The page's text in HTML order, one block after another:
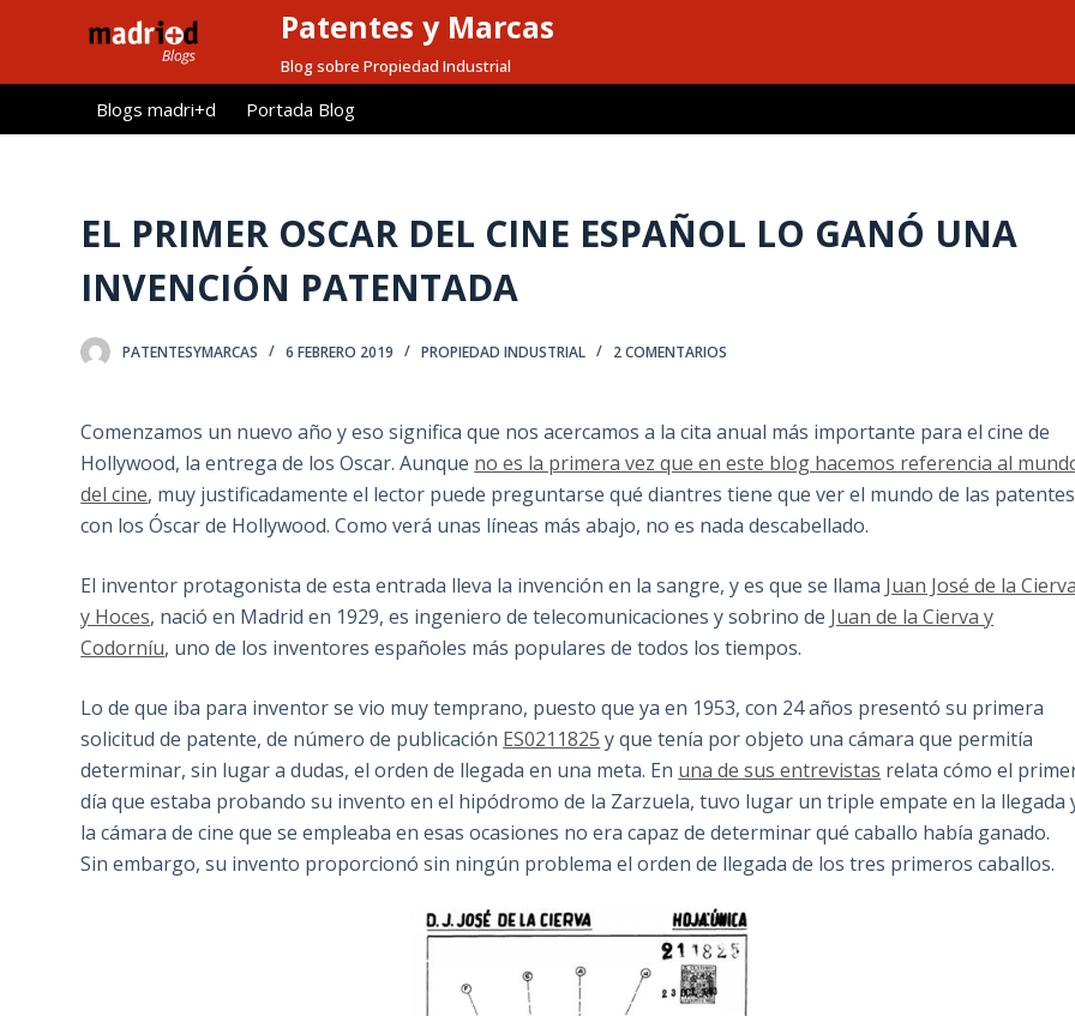
l
Patentes y Marcas
Blog sobre Propiedad Industrial
Blogs madri+d Portada Blog
EL PRIMER OSCAR DEL CINE ESPAÑOL LO GANÓ UNA
INVENCIÓN PATENTADA
PATENTESYMARCAS 6 FEBRERO 2019 PROPIEDAD INDUSTRIAL 2 COMENTARIOS
Comenzamos un nuevo año y eso significa que nos acercamos a la cita anual más importante para el cine de
Hollywood, la entrega de los Oscar. Aunque no es la primera vez que en este blog hacemos referencia al
del cine, muy justificadamente el lector puede preguntarse qué diantres tiene que ver el mundo de las patentes
con los Óscar de Hollywood. Como verá unas líneas más abajo, no es nada descabellado.
El inventor protagonista de esta entrada lleva la invención en la sangre, y es que se llama Juan José de la
y Hoces, nació en Madrid en 1929, es ingeniero de telecomunicaciones y sobrino de Juan de la Cierva y
Codorníu, uno de los inventores españoles más populares de todos los tiempos.
Lo de que iba para inventor se vio muy temprano, puesto que ya en 1953, con 24 años presentó su primera
solicitud de patente, de número de publicación ES0211825 y que tenía por objeto una cámara que permitía
determinar, sin lugar a dudas, el orden de llegada en una meta. En una de sus entrevistas relata cómo el
día que estaba probando su invento en el hipódromo de la Zarzuela, tuvo lugar un triple empate en la llegada
la cámara de cine que se empleaba en esas ocasiones no era capaz de determinar qué caballo había ganado.
Sin embargo, su invento proporcionó sin ningún problema el orden de llegada de los tres primeros caballos.